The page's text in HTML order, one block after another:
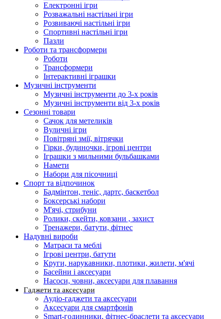
Електронні ігри
Розважальні настільні ігри
Розвиваючі настільні ігри
Спортивні настільні ігри
Пазли
Роботи та трансформери
Роботи
Трансформери
Інтерактивні іграшки
Музичні інструменти
Музичні інструменти до 3-х років
Музичні інструменти від 3-х років
Сезонні товари
Сачок для метеликів
Вуличні ігри
Повітряні змії, вітрячки
Гірки, будиночки, ігрові центри
Іграшки з мильними бульбашками
Намети
Набори для пісочниці
Спорт та відпочинок
Бадмінтон, теніс, дартс, баскетбол
Боксерські набори
М'ячі, стрибуни
Ролики, скейти, ковзани , захист
Тренажери, батути, фітнес
Надувні вироби
Матраси та меблі
Ігрові центри, батути
Круги, нарукавники, плотики, жилети, м'ячі
Басейни і аксесуари
Насоси, човни, аксесуари для плавання
Гаджети та аксесуари
Аудіо-гаджети та аксесуари
Аксесуари для смартфонів
Smart-годинники, фітнес-браслети та аксесуари